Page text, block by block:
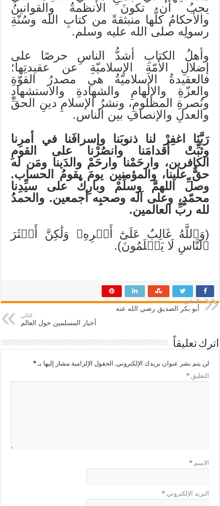
يجبُ أن تكونَ الأنظمةُ والقوانينُ
والأحكامُ كلُّها منبثقةً من كتابِ الله وسُنّةِ
رسولِه صلى الله عليه وسلم.
وأهلُ الكتابِ أشدُّ الناسِ حرصًا على
إضلالِ الأمّةِ الإسلاميّةِ عن عقيدتِها؛
فالعقيدةُ الإسلاميّةُ هي مصدرُ القوّةِ
والعزّةِ والإلهامِ والشهادةِ والاستشهادِ
ونُصرةِ المظلومِ، ونشرُ الإسلامِ دينِ الحقِّ
والعدلِ والإنصافِ بين الناس.
رَبَّنَا اغفِرْ لنا ذنوبَنا وإسرافَنا في أمرِنا
وثبِّتْ أقدامَنا وانصُرْنا على القومِ
الكافرين، وارحَمْنا وارحَمْ والدَينا ومَن له
حقٌّ علينا، والمؤمنين يومَ يقومُ الحساب.
وصلِّ اللهمَّ وسلِّمْ وبارِكْ على سيِّدِنا
محمّدٍ، وعلى آله وصحبِه أجمعين. والحمدُ
لله ربِّ العالمين.
(وَٱللَّهُ غَالِبٌ عَلَىٰٓ أَمۡرِهِۦ وَلَٰكِنَّ أَكۡثَرَ
ٱلنَّاسِ لَا يَعۡلَمُونَ).
السابق
أبو بكر الصديق رضي الله عنه
التالي
أخبار المسلمين حول العالم
اترك تعليقاً
لن يتم نشر عنوان بريدك الإلكتروني. الحقول الإلزامية مشار إليها بـ*
التعليق*
الاسم*
البريد الإلكتروني*